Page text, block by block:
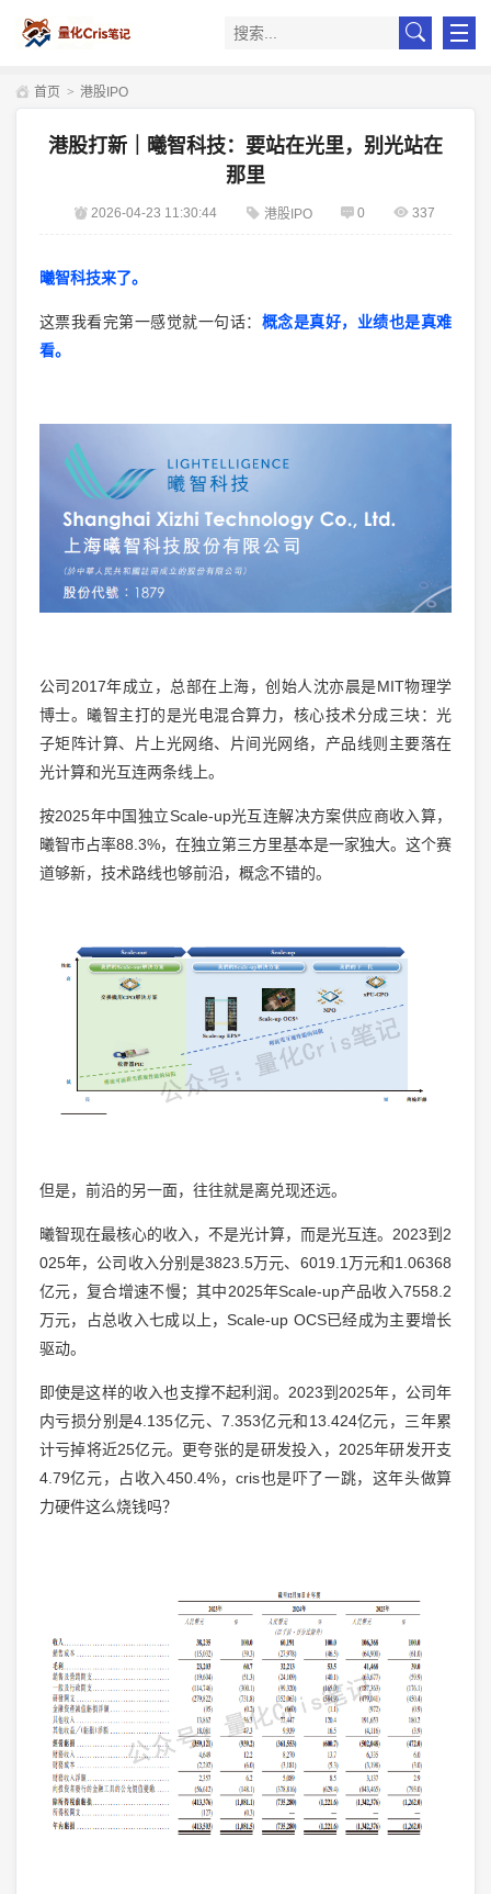
首页 > 港股IPO
港股打新｜曦智科技：要站在光里，别光站在
那里
2026-04-23 11:30:44 港股IPO 0 337
曦智科技来了。
这票我看完第一感觉就一句话： 概念是真好，业绩也是真难
看。
公司2017年成立，总部在上海，创始人沈亦晨是MIT物理学
博士。曦智主打的是光电混合算力，核心技术分成三块：光
子矩阵计算、片上光网络、片间光网络，产品线则主要落在
光计算和光互连两条线上。
按2025年中国独立Scale-up光互连解决方案供应商收入算，
曦智市占率88.3%，在独立第三方里基本是一家独大。这个赛
道够新，技术路线也够前沿，概念不错的。
但是，前沿的另一面，往往就是离兑现还远。
曦智现在最核心的收入，不是光计算，而是光互连。2023到2
025年，公司收入分别是3823.5万元、6019.1万元和1.06368
亿元，复合增速不慢；其中2025年Scale-up产品收入7558.2
万元，占总收入七成以上，Scale-up OCS已经成为主要增长
驱动。
即使是这样的收入也支撑不起利润。2023到2025年，公司年
内亏损分别是4.135亿元、7.353亿元和13.424亿元，三年累
计亏掉将近25亿元。更夸张的是研发投入，2025年研发开支
4.79亿元，占收入450.4%，cris也是吓了一跳，这年头做算
力硬件这么烧钱吗？